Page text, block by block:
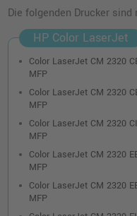
71,99 €
o. MwSt.
HP 304A
Die folgenden Drucker
HP Color LaserJet
Color LaserJet CM 2320
MFP
Color LaserJet CM 2320
MFP
Color LaserJet CM 2320 CI
MFP
Color LaserJet CM 2320
MFP
Color LaserJet CM 2320
MFP